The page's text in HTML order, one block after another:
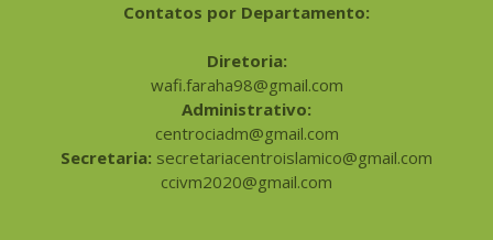
Contatos por Departamento:
Diretoria:
wafi.faraha98@gmail.com
Administrativo:
centrociadm@gmail.com
Secretaria: secretariacentroislamico@gmail.com
ccivm2020@gmail.com